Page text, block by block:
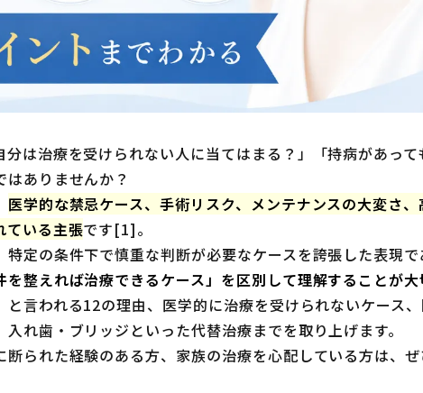
は治療を受けられない人に当てはまる？」「持病があって
はありませんか？
医学的な禁忌ケース、手術リスク、メンテナンスの大変さ
ている主張です[1]。
定の条件下で慎重な判断が必要なケースを誇張した表現で
を整えれば治療できるケース」を区別して理解することが大
言われる12の理由、医学的に治療を受けられないケース
れ歯・ブリッジといった代替治療までを取り上げます。
られた経験のある方、家族の治療を心配している方は、